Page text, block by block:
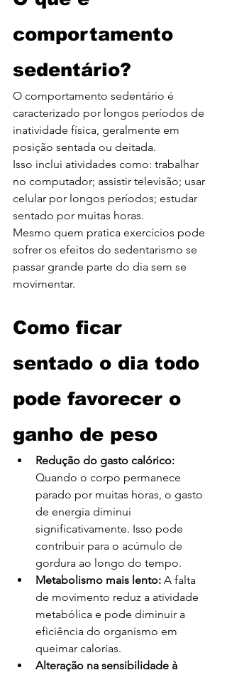
comportamento
sedentário?
O comportamento sedentário é
caracterizado por longos períodos de
inatividade física, geralmente em
posição sentada ou deitada.
Isso inclui atividades como: trabalhar
no computador; assistir televisão; usar
celular por longos períodos; estudar
sentado por muitas horas.
Mesmo quem pratica exercícios pode
sofrer os efeitos do sedentarismo se
passar grande parte do dia sem se
movimentar.
Como ficar
sentado o dia todo
pode favorecer o
ganho de peso
Redução do gasto calórico:
Quando o corpo permanece
parado por muitas horas, o gasto
de energia diminui
significativamente. Isso pode
contribuir para o acúmulo de
gordura ao longo do tempo.
Metabolismo mais lento: A falta
de movimento reduz a atividade
metabólica e pode diminuir a
eficiência do organismo em
queimar calorias.
Alteração na sensibilidade à